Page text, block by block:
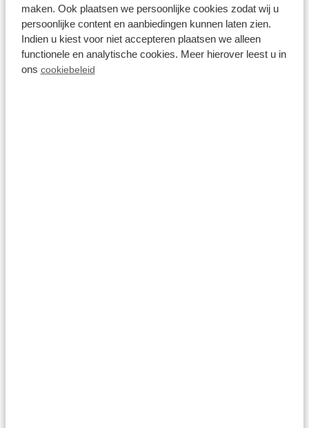
maken. Ook plaatsen we persoonlijke cookies zodat wij u
persoonlijke content en aanbiedingen kunnen laten zien.
Indien u kiest voor niet accepteren plaatsen we alleen
functionele en analytische cookies. Meer hierover leest u in
ons cookiebeleid
Fr 4. September - Mo 7. September
3 Nächte
2 Gäste
399,00 €